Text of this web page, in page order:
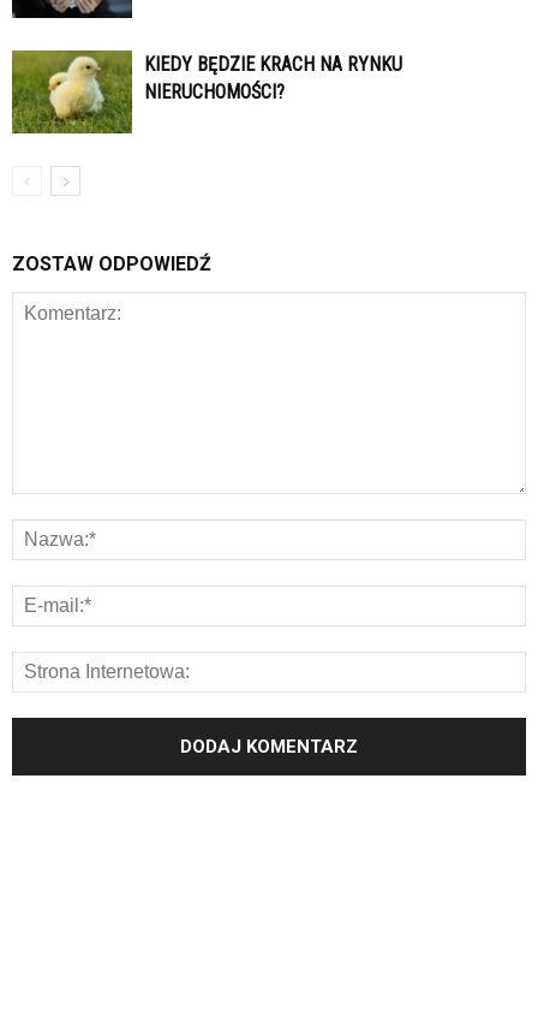
KIEDY BĘDZIE KRACH NA RYNKU
NIERUCHOMOŚCI?
ZOSTAW ODPOWIEDŹ